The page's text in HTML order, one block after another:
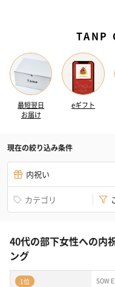
TANP
最短翌日
お届け
eギフト
現在の絞り込み条件
内祝い
カテゴリ
40代の部下女性への内
ング
1位 SOW